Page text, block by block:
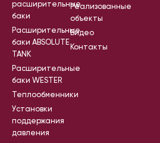
расширительные
баки
Расширительные
баки ABSOLUTE
TANK
Расширительные
баки WESTER
Теплообменники
Установки
поддержания
давления
Реализованные
объекты
Видео
Контакты